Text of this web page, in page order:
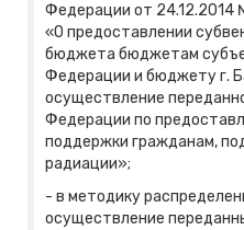
Федерации от 24.12.2014
«О предоставлении
бюджета бюджетам
Федерации и бюджету г.
осуществление
Федерации по
поддержки гражданам,
радиации»;
- в методику
осуществление